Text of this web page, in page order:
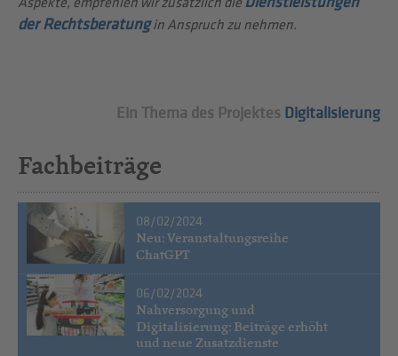
der Rechtsberatungin Anspruch zu nehmen.
Ein Thema des Projektes Digitalisierung
Fachbeiträge
08/02/2024
Neu: Veranstaltungsreihe
ChatGPT
06/02/2024
Nahversorgung und
Digitalisierung: Beiträge erhöht
und neue Zusatzdienste